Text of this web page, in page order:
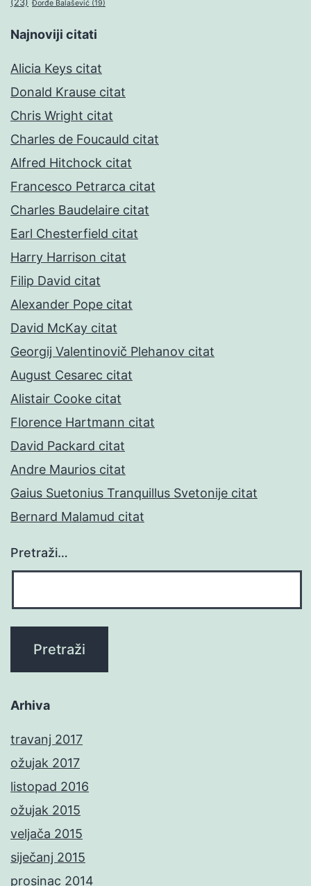
(23) Đorđe Balašević (19)
Najnoviji citati
Alicia Keys citat
Donald Krause citat
Chris Wright citat
Charles de Foucauld citat
Alfred Hitchock citat
Francesco Petrarca citat
Charles Baudelaire citat
Earl Chesterfield citat
Harry Harrison citat
Filip David citat
Alexander Pope citat
David McKay citat
Georgij Valentinovič Plehanov citat
August Cesarec citat
Alistair Cooke citat
Florence Hartmann citat
David Packard citat
Andre Maurios citat
Gaius Suetonius Tranquillus Svetonije citat
Bernard Malamud citat
Pretraži…
Arhiva
travanj 2017
ožujak 2017
listopad 2016
ožujak 2015
veljača 2015
siječanj 2015
prosinac 2014